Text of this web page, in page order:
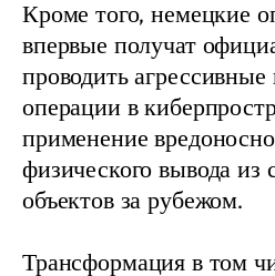
Кроме того, немецкие
впервые получат
проводить
операции в
применение
физического вывода из
объектов за рубежом.
Трансформация в том